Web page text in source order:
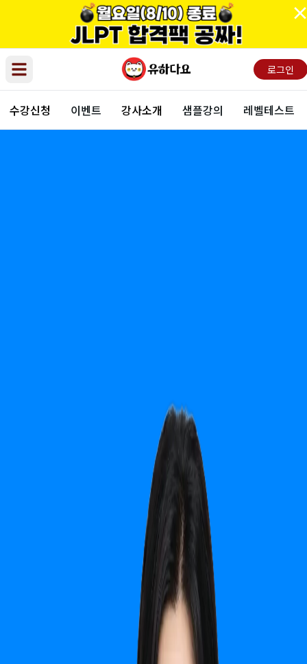
Open main menu 로그인
수강신청 이벤트 강사소개 샘플강의 레벨테스트